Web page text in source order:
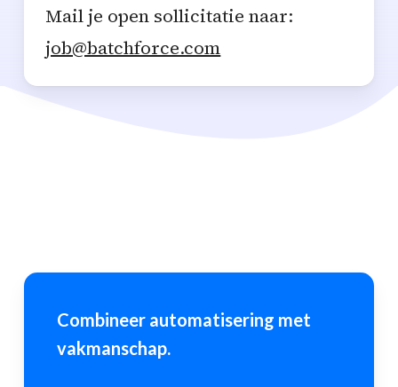
Mail je open sollicitatie naar:
job@batchforce.com
Combineer automatisering met
vakmanschap.